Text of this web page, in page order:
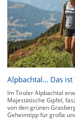
Alpbachtal… Das ist
Im Tiroler Alpbachtal
Majestätische Gipfel,
von den grünen
Geheimtipp für große